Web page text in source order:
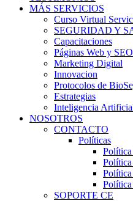
MÁS SERVICIOS
Curso Virtual
SEGURIDAD Y
Capacitaciones
Páginas Web y SEO
Marketing Digital
Innovacion
Protocolos de
Estrategias
Inteligencia
NOSOTROS
CONTACTO
Políticas
Política
SOPORTE CE